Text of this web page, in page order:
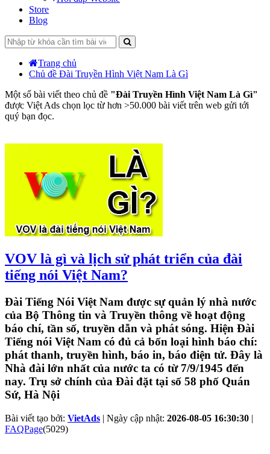
Store
Blog
Trang chủ
Chủ đề Đài Truyền Hình Việt Nam Là Gì
Một số bài viết theo chủ đề "Đài Truyền Hình Việt Nam Là Gì"
được Việt Ads chọn lọc từ hơn >50.000 bài viết trên web gửi tới
quý bạn đọc.
VOV là gì và lịch sử phát triển của đài
tiếng nói Việt Nam?
Đài Tiếng Nói Việt Nam được sự quản lý nhà nước
của Bộ Thông tin và Truyền thông về hoạt động
báo chí, tần số, truyền dẫn và phát sóng. Hiện Đài
Tiếng nói Việt Nam có đủ cả bốn loại hình báo chí:
phát thanh, truyền hình, báo in, báo điện tử. Đây là
Nhà đài lớn nhất của nước ta có từ 7/9/1945 đến
nay. Trụ sở chính của Đài đặt tại số 58 phố Quán
Sứ, Hà Nội
Bài viết tạo bởi: VietAds | Ngày cập nhật: 2026-08-05 16:30:30 |
FAQPage(5029)